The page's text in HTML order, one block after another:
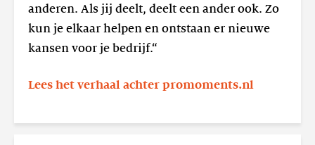
anderen. Als jij deelt, deelt een ander ook. Zo
kun je elkaar helpen en ontstaan er nieuwe
kansen voor je bedrijf.“
Lees het verhaal achter promoments.nl